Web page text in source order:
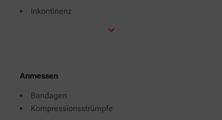
Inkontinenz
Anmessen
Bandagen
Kompressionsstrümpfe